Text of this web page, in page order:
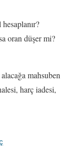
oran düşer mi?
mahsuben
harç iadesi,